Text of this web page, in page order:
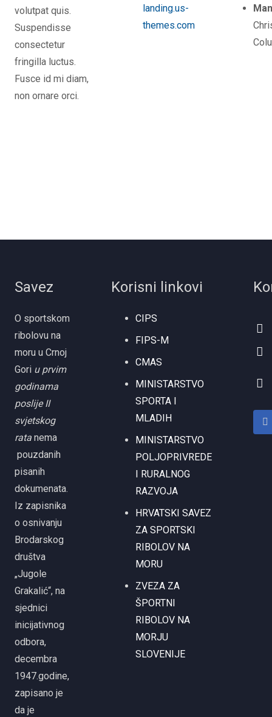
volutpat quis.
Suspendisse
consectetur
fringilla luctus.
Fusce id mi diam,
non ornare orci.
landing.us-
themes.com
Savez
O sportskom
ribolovu na
moru u Crnoj
Gori u prvim
godinama
poslije II
svjetskog
rata nema
pouzdanih
pisanih
dokumenata.
Iz zapisnika
o osnivanju
Brodarskog
društva
„Jugole
Grakalić“, na
sjednici
inicijativnog
odbora,
decembra
1947.godine,
zapisano je
da je
Korisni linkovi
CIPS
FIPS-M
CMAS
MINISTARSTVO
SPORTA I
MLADIH
MINISTARSTVO
POLJOPRIVREDE
I RURALNOG
RAZVOJA
HRVATSKI SAVEZ
ZA SPORTSKI
RIBOLOV NA
MORU
ZVEZA ZA
ŠPORTNI
RIBOLOV NA
MORJU
SLOVENIJE